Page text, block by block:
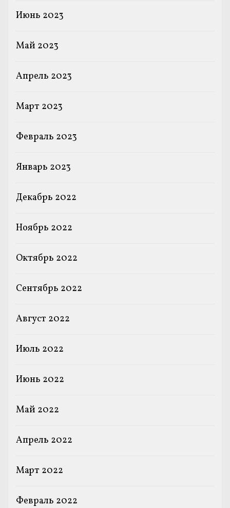
Июнь 2023
Май 2023
Апрель 2023
Март 2023
Февраль 2023
Январь 2023
Декабрь 2022
Ноябрь 2022
Октябрь 2022
Сентябрь 2022
Август 2022
Июль 2022
Июнь 2022
Май 2022
Апрель 2022
Март 2022
Февраль 2022